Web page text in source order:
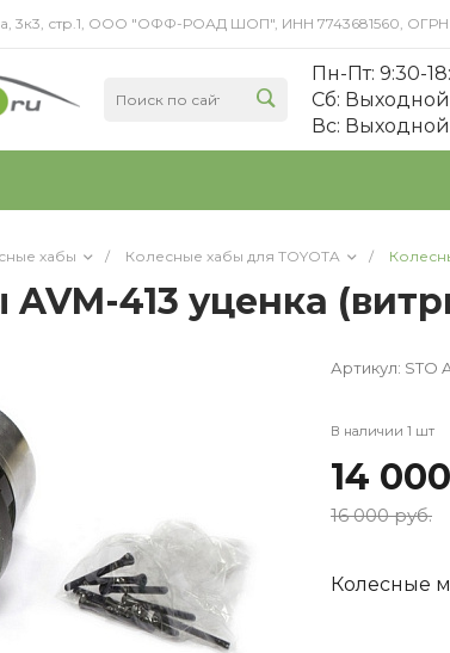
3к3, стр.1, ООО "ОФФ-РОАД ШОП", ИНН 7743681560, ОГРН
Пн-Пт: 9:30-
Cб: Выходной
Вс: Выходной
хабы / Колесные хабы для TOYOTA /
413 уценка
Артикул: STO
В наличии 1 шт
14
16 000 руб.
Колесные